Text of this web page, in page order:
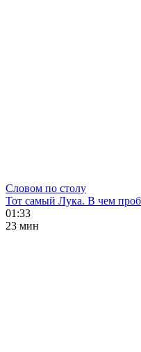
Словом по столу
Тот самый Лука. В чем
01:33
23 мин